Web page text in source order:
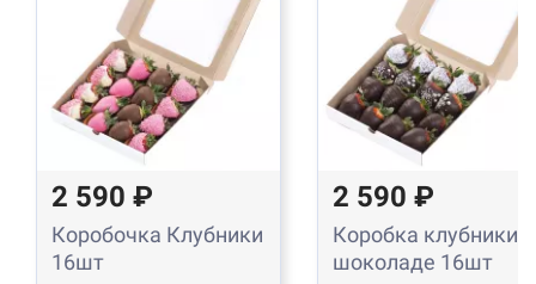
2 590 ₽
Коробочка Клубники
16шт
2 590 ₽
Коробка клубники в
шоколаде 16шт